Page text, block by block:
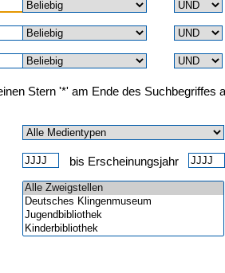
Stern '*' am Ende des Suchbegriffes
bis Erscheinungsjahr